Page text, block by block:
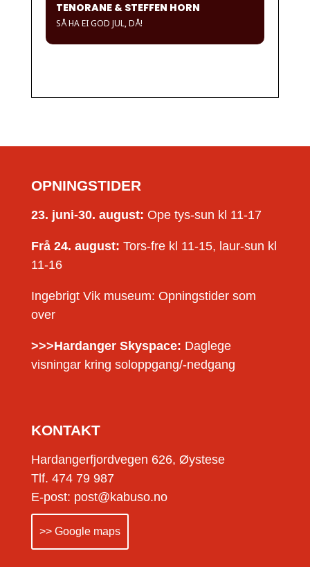
TENORANE & STEFFEN HORN
SÅ HA EI GOD JUL, DÅ!
OPNINGSTIDER
23. juni-30. august: Ope tys-sun kl 11-17
Frå 24. august: Tors-fre kl 11-15, laur-sun kl
11-16
Ingebrigt Vik museum: Opningstider som
over
>>>Hardanger Skyspace: Daglege
visningar kring soloppgang/-nedgang
KONTAKT
Hardangerfjordvegen 626, Øystese
Tlf. 474 79 987
E-post: post@kabuso.no
>> Google maps